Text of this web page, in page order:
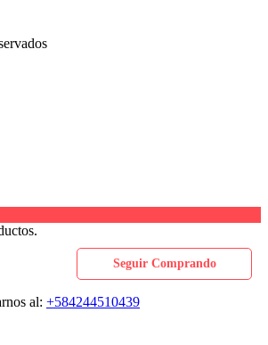
Seguir Comprando
al: +584244510439